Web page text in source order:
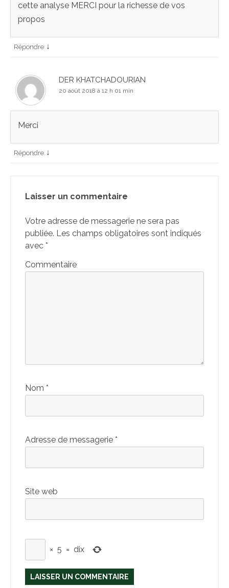
cette analyse MERCI pour la richesse de vos
propos
Répondre ↓
DER KHATCHADOURIAN
20 août 2018 à 12 h 01 min
Merci
Répondre ↓
Laisser un commentaire
Votre adresse de messagerie ne sera pas
publiée. Les champs obligatoires sont indiqués
avec *
Commentaire
Nom *
Adresse de messagerie *
Site web
× 5 = dix